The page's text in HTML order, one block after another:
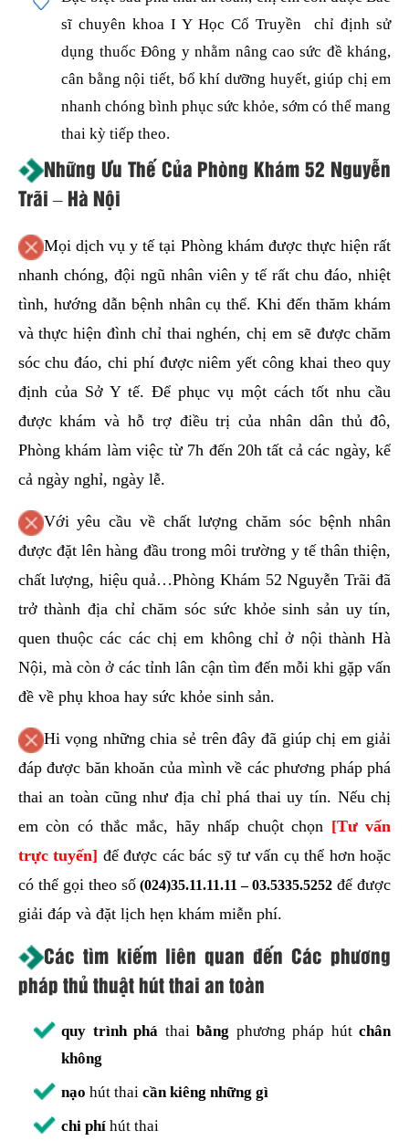
sĩ chuyên khoa I Y Học Cổ Truyền chỉ định sử
dụng thuốc Đông y nhằm nâng cao sức đề kháng,
cân bằng nội tiết, bổ khí dưỡng huyết, giúp chị em
nhanh chóng bình phục sức khỏe, sớm có thể mang
thai kỳ tiếp theo.
Những Ưu Thế Của Phòng Khám 52 Nguyễn
Trãi – Hà Nội
Mọi dịch vụ y tế tại Phòng khám được thực hiện rất
nhanh chóng, đội ngũ nhân viên y tế rất chu đáo, nhiệt
tình, hướng dẫn bệnh nhân cụ thể. Khi đến thăm khám
và thực hiện đình chỉ thai nghén, chị em sẽ được chăm
sóc chu đáo, chi phí được niêm yết công khai theo quy
định của Sở Y tế. Để phục vụ một cách tốt nhu cầu
được khám và hỗ trợ điều trị của nhân dân thủ đô,
Phòng khám làm việc từ 7h đến 20h tất cả các ngày, kể
cả ngày nghỉ, ngày lễ.
Với yêu cầu về chất lượng chăm sóc bệnh nhân
được đặt lên hàng đầu trong môi trường y tế thân thiện,
chất lượng, hiệu quả…Phòng Khám 52 Nguyễn Trãi đã
trở thành địa chỉ chăm sóc sức khỏe sinh sản uy tín,
quen thuộc các các chị em không chỉ ở nội thành Hà
Nội, mà còn ở các tỉnh lân cận tìm đến mỗi khi gặp vấn
đề về phụ khoa hay sức khỏe sinh sản.
Hi vọng những chia sẻ trên đây đã giúp chị em giải
đáp được băn khoăn của mình về các phương pháp phá
thai an toàn cũng như địa chỉ phá thai uy tín. Nếu chị
em còn có thắc mắc, hãy nhấp chuột chọn [Tư vấn
trực tuyến] để được các bác sỹ tư vấn cụ thể hơn hoặc
có thể gọi theo số(024)35.11.11.11 –03.5335.5252 để được
giải đáp và đặt lịch hẹn khám miễn phí.
Các tìm kiếm liên quan đến Các phương
pháp thủ thuật hút thai an toàn
quy trình phá thaibằng phương pháp hútchân
không
nạo hút thaicần kiêng những gì
chi phí hút thai